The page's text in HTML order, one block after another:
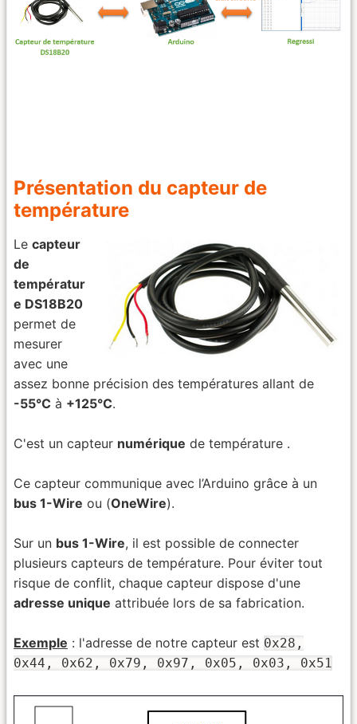
Présentation du capteur de
température
Le capteur
de
températur
e DS18B20
permet de
mesurer
avec une
assez bonne précision des températures allant de
-55°C à +125°C.
C'est un capteur numérique de température .
Ce capteur communique avec l’Arduino grâce à un
bus 1-Wire ou (OneWire).
Sur un bus 1-Wire, il est possible de connecter
plusieurs capteurs de température. Pour éviter tout
risque de conflit, chaque capteur dispose d'une
adresse unique attribuée lors de sa fabrication.
Exemple : l'adresse de notre capteur est 0x28,
0x44, 0x62, 0x79, 0x97, 0x05, 0x03, 0x51